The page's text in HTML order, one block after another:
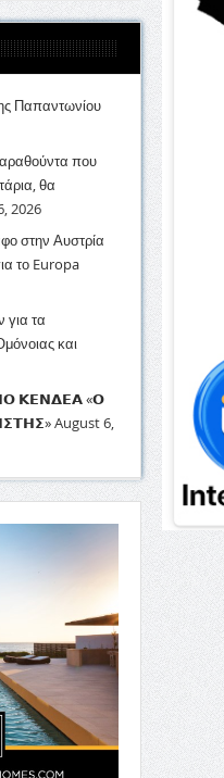
Παπαντωνίου
που
θα
2026
στην Αυστρία
το Europa
τα
και
𝝟𝝚𝝢𝝙𝝚𝝖 «𝝤
August 6,